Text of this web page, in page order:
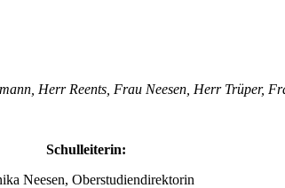
Herr Reents, Frau Neesen, Herr Trüper,
Schulleiterin:
Neesen, Oberstudiendirektorin